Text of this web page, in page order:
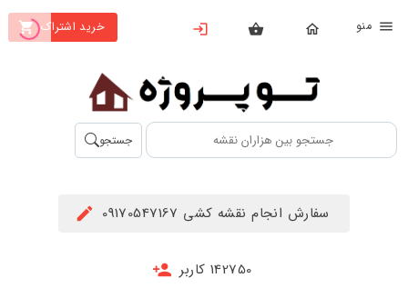
خرید اشتراک
بستن
محصولات
تهیه
اشتراک
جستجو
سفارش انجام نقشه کشی 09170547167
142750 کاربر